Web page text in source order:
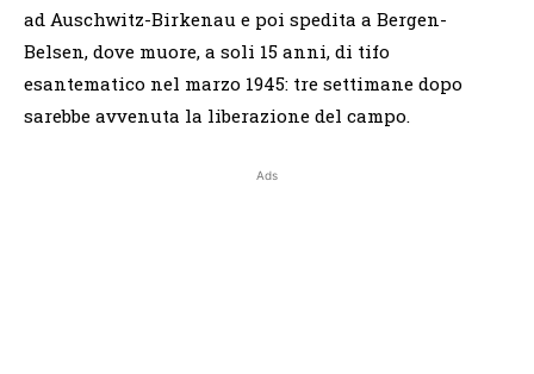
ad Auschwitz-Birkenau e poi spedita a Bergen-
Belsen, dove muore, a soli 15 anni, di tifo
esantematico nel marzo 1945: tre settimane dopo
sarebbe avvenuta la liberazione del campo.
Ads